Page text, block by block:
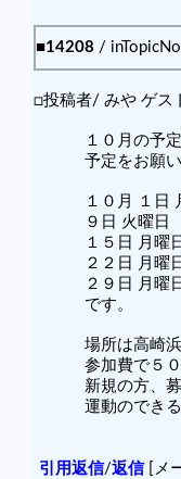
■14208 /
□投稿者/ みや ゲス
１０月の予
予定をお願
１０月 １日
９日 火曜日
１５日 月曜
２２日 月曜
２９日 月曜
です。
場所は高崎
参加費で５
新規の方、
運動のでき
引用返信/返信[メ